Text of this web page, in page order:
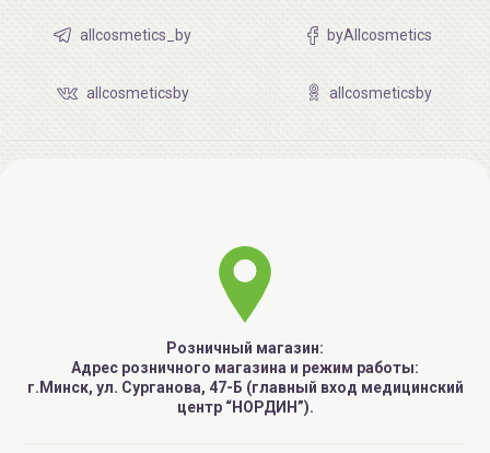
allcosmetics_by byAllcosmetics
allcosmeticsby allcosmeticsby
Розничный магазин:
Адрес розничного магазина и режим работы:
г.Минск, ул. Сурганова, 47-Б (главный вход медицинский
центр “НОРДИН”).